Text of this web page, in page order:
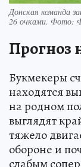
Донская команда
26 очками. Фото:
Прогноз
Букмекеры
находятся
на родном
выглядят
тяжело
обороне и
слабым